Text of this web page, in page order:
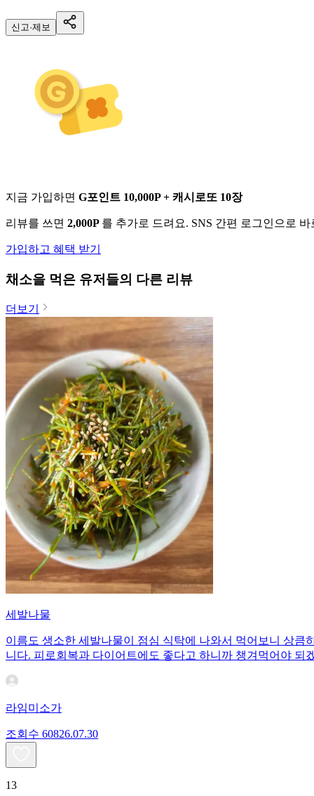
신고·제보
지금 가입하면 G포인트 10,000P + 캐시로또 10장
리뷰를 쓰면 2,000P 를 추가로 드려요. SNS 간편 로그인으로
가입하고 혜택 받기
채소을 먹은 유저들의 다른 리뷰
더보기
세발나물
이름도 생소한 세발나물이 점심 식탁에 나와서 먹어보니 상
니다. 피로회복과 다이어트에도 좋다고 하니까 챙겨먹어야 되
라임미소가
조회수 60826.07.30
13